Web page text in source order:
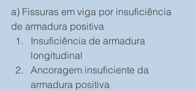
a) Fissuras em viga por insuficiência
de armadura positiva
Insuficiência de armadura
longitudinal
Ancoragem insuficiente da
armadura positiva